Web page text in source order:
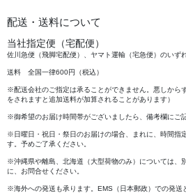
配送・送料について
当社指定便（宅配便）
佐川急便（飛脚宅配便）、ヤマト運輸（宅急便）のいず
送料 全国一律600円（税込）
※配送会社のご指定は承ることができません。悪しから
をされますと追加送料が加算されることがあります）
※御希望のお届け時間帯がございましたら、備考欄にご
※日曜日・祝日・祭日のお届けの場合、まれに、時間指
す。予めご了承ください。
※沖縄県や離島、北海道（大型荷物のみ）については、
に、お問合せください。
※海外への発送も承ります。EMS（日本郵政）での発送